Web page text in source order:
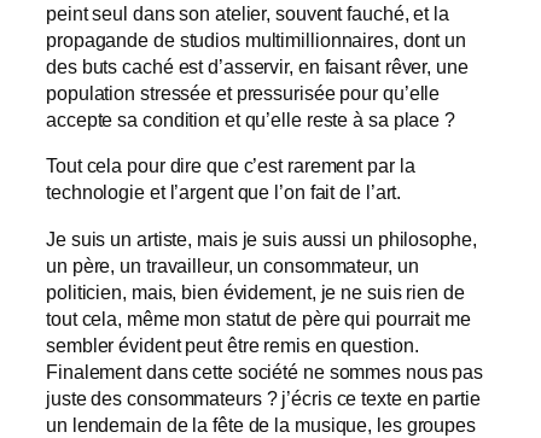
peint seul dans son atelier, souvent fauché, et la
propagande de studios multimillionnaires, dont un
des buts caché est d’asservir, en faisant rêver, une
population stressée et pressurisée pour qu’elle
accepte sa condition et qu’elle reste à sa place ?
Tout cela pour dire que c’est rarement par la
technologie et l’argent que l’on fait de l’art.
Je suis un artiste, mais je suis aussi un philosophe,
un père, un travailleur, un consommateur, un
politicien, mais, bien évidement, je ne suis rien de
tout cela, même mon statut de père qui pourrait me
sembler évident peut être remis en question.
Finalement dans cette société ne sommes nous pas
juste des consommateurs ? j’écris ce texte en partie
un lendemain de la fête de la musique, les groupes